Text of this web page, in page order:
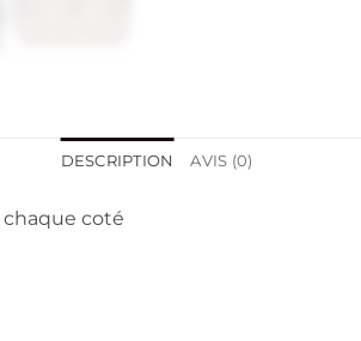
DESCRIPTION AVIS (0)
coté